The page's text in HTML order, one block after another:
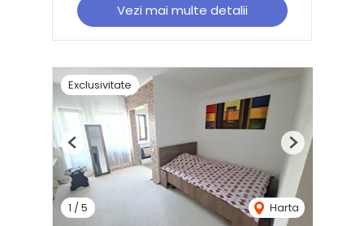
Vezi mai multe detalii
Exclusivitate
1 /5 Harta
Previous Next